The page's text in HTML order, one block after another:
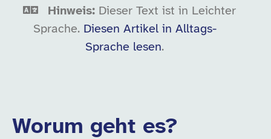
Hinweis: Dieser Text ist in Leichter
Sprache. Diesen Artikel in Alltags-
Sprache lesen.
Worum geht es?